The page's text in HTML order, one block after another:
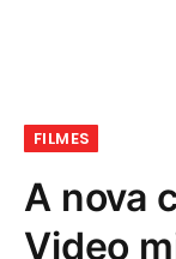
FILMES
A nova
Video